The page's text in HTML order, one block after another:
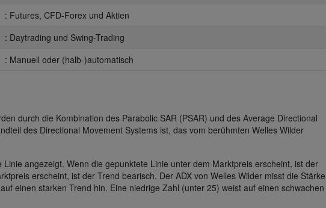
: Futures, CFD-Forex und Aktien
: Daytrading und Swing-Trading
: Manuell oder (halb-)automatisch
durch die Kombination des Parabolic SAR (PSAR) und des Average Directional
des Directional Movement Systems ist, das vom berühmten Welles Wilder
angezeigt. Wenn die gepunktete Linie unter dem Marktpreis erscheint, ist der
erscheint, ist der Trend bearisch. Der ADX von Welles Wilder misst die Stärke
einen starken Trend hin. Eine niedrige Zahl (unter 25) weist auf einen schwachen